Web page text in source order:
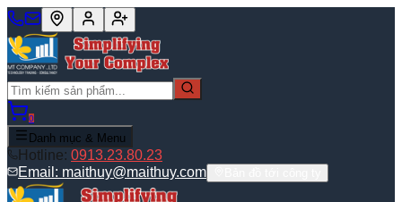
0
Danh mục & Menu
Hotline: 0913.23.80.23
Email: maithuy@maithuy.com